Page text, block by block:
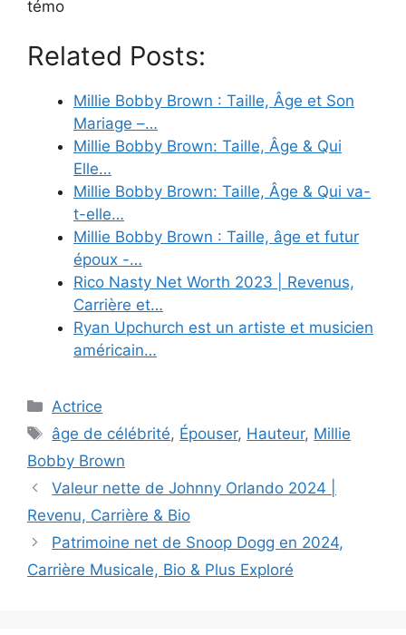
témo
Related Posts:
Millie Bobby Brown : Taille, Âge et Son
Mariage –…
Millie Bobby Brown: Taille, Âge & Qui
Elle…
Millie Bobby Brown: Taille, Âge & Qui va-
t-elle…
Millie Bobby Brown : Taille, âge et futur
époux -…
Rico Nasty Net Worth 2023 | Revenus,
Carrière et…
Ryan Upchurch est un artiste et musicien
américain…
Categories
Actrice
Tags
âge de célébrité, Épouser, Hauteur, Millie
Bobby Brown
Valeur nette de Johnny Orlando 2024 |
Revenu, Carrière & Bio
Patrimoine net de Snoop Dogg en 2024,
Carrière Musicale, Bio & Plus Exploré